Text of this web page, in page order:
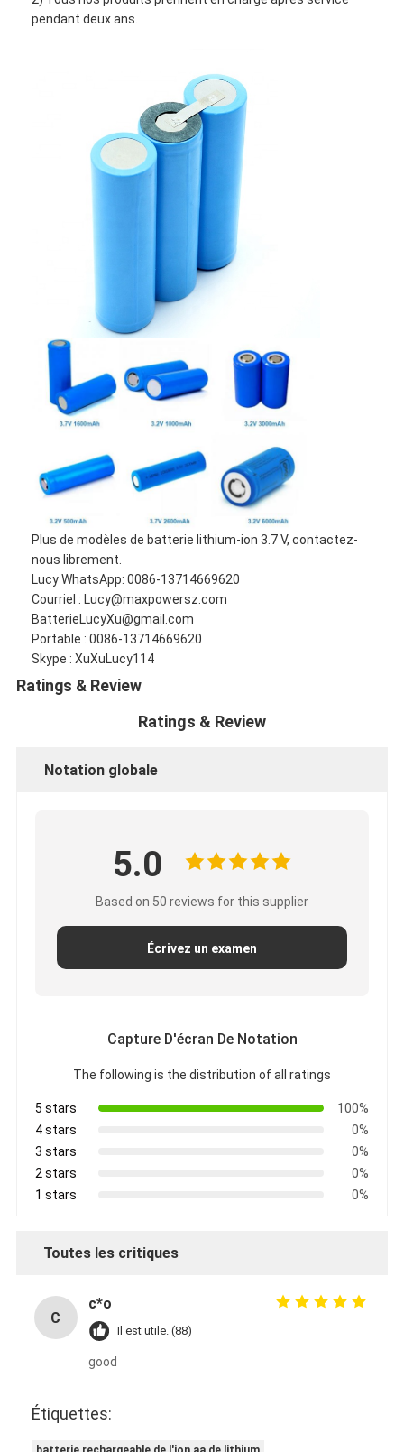
pendant deux ans.
Plus de modèles de batterie lithium-ion 3.7 V, contactez-
nous librement.
Lucy WhatsApp: 0086-13714669620
Courriel : Lucy@maxpowersz.com
BatterieLucyXu@gmail.com
Portable : 0086-13714669620
Skype : XuXuLucy114
Ratings & Review
Ratings & Review
Notation globale
5.0
Based on 50 reviews for this supplier
Écrivez un examen
Capture D'écran De Notation
The following is the distribution of all ratings
5 stars
100%
4 stars
0%
3 stars
0%
2 stars
0%
1 stars
0%
Toutes les critiques
C
c*o
Il est utile. (88)
good
Étiquettes: